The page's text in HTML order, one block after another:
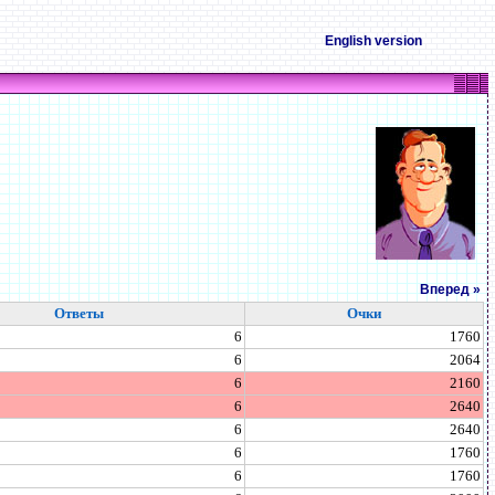
English version
Вперед »
Ответы
Очки
6
1760
6
2064
6
2160
6
2640
6
2640
6
1760
6
1760